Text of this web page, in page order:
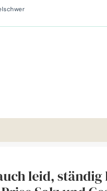
leid,